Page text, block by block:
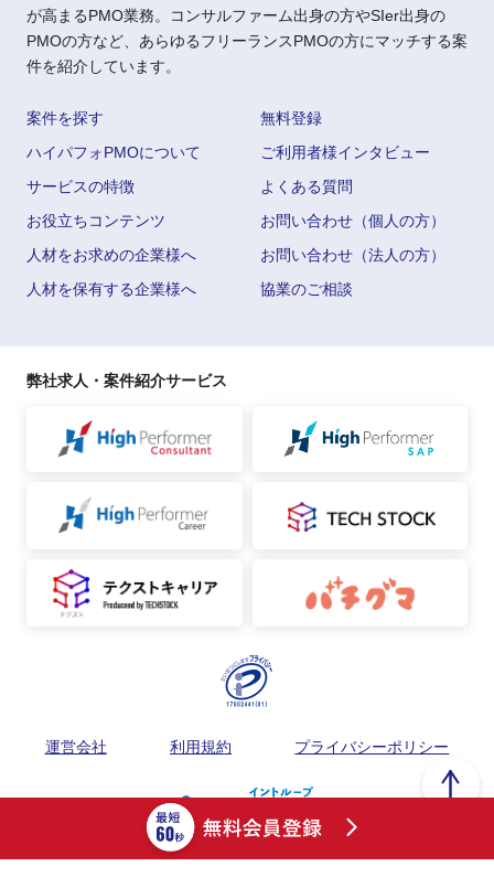
が高まるPMO業務。コンサルファーム出身の方やSIer出身の
PMOの方など、あらゆるフリーランスPMOの方にマッチする案
件を紹介しています。
案件を探す
無料登録
ハイパフォPMOについて
ご利用者様インタビュー
サービスの特徴
よくある質問
お役立ちコンテンツ
お問い合わせ（個人の方）
人材をお求めの企業様へ
お問い合わせ（法人の方）
人材を保有する企業様へ
協業のご相談
弊社求人・案件紹介サービス
運営会社 利用規約 プライバシーポリシー